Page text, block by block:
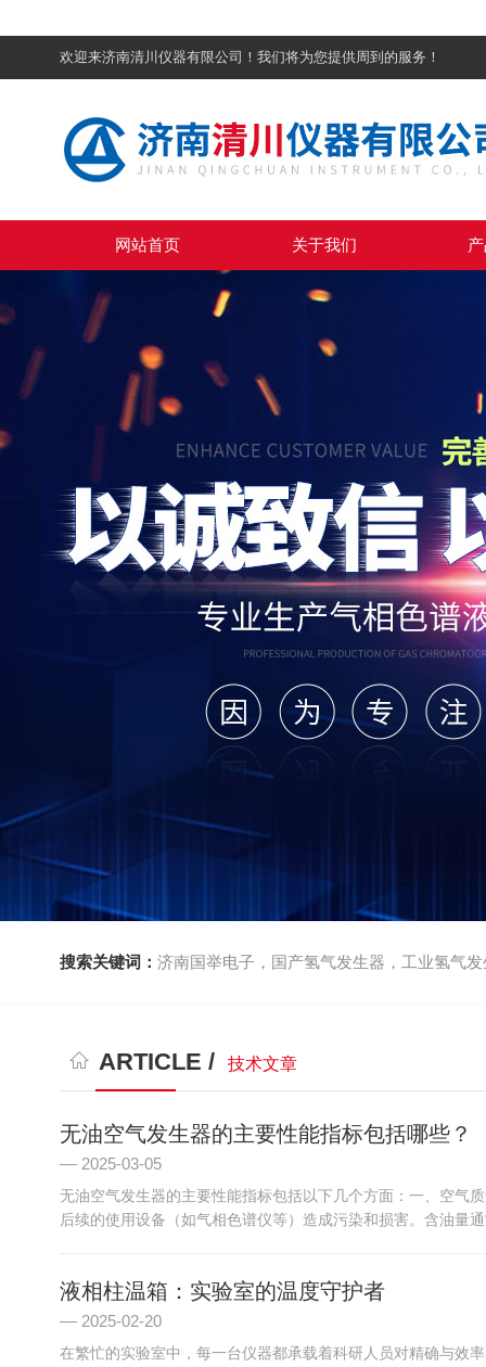
欢迎来济南清川仪器有限公司！我们将为您提供周到的服务！
网站首页 关于我们
搜索关键词： 济南国举电子，国产氢气发生器，工业氢气
ARTICLE / 技术文章
无油空气发生器的主要性能指标包括哪些？
2025-03-05
无油空气发生器的主要性能指标包括以下几个方面：一、空气
后续的使用设备（如气相色谱仪等）造成污染和损害。含油量
液相柱温箱：实验室的温度守护者
2025-02-20
在繁忙的实验室中，每一台仪器都承载着科研人员对精确与效